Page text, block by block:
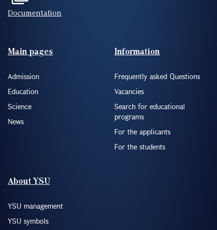
Documentation
Footer(ENG)
Main pages
Admission
Education
Science
News
Information
Frequently asked Questions
Vacancies
Search for educational
programs
For the applicants
For the students
About YSU
YSU management
YSU symbols